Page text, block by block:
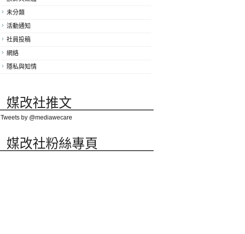
未分類
活動通知
社員投稿
網絡
隱私與知情
媒改社推文
Tweets by @mediawecare
媒改社粉絲專頁